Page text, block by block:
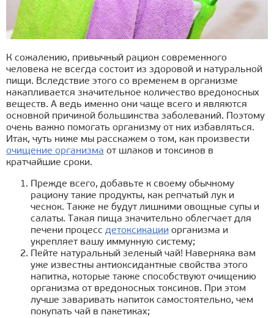
К сожалению, привычный рацион современного
человека не всегда состоит из здоровой и натуральной
пищи. Вследствие этого со временем в организме
накапливается значительное количество вредоносных
веществ. А ведь именно они чаще всего и являются
основной причиной большинства заболеваний. Поэтому
очень важно помогать организму от них избавляться.
Итак, чуть ниже мы расскажем о том, как произвести
очищение организма от шлаков и токсинов в
кратчайшие сроки.
Прежде всего, добавьте к своему обычному
рациону такие продукты, как репчатый лук и
чеснок. Также не будут лишними овощные супы и
салаты. Такая пища значительно облегчает для
печени процесс детоксикации организма и
укрепляет вашу иммунную систему;
Пейте натуральный зеленый чай! Наверняка вам
уже известны антиоксидантные свойства этого
напитка, которые также способствуют очищению
организма от вредоносных токсинов. При этом
лучше заваривать напиток самостоятельно, чем
покупать чай в пакетиках;